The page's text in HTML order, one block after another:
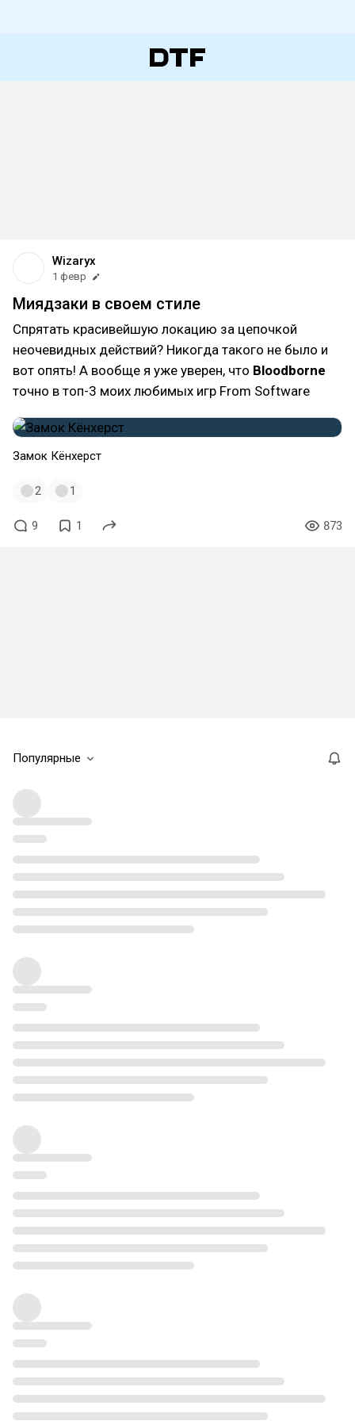
Wizaryx
1 февр
Миядзаки в своем стиле
Спрятать красивейшую локацию за цепочкой
неочевидных действий? Никогда такого не было и
вот опять! А вообще я уже уверен, что Bloodborne
точно в топ-3 моих любимых игр From Software
Замок Кёнхерст
2 1
9 1 873
Популярные